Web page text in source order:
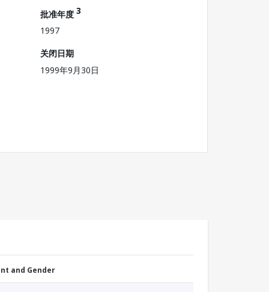
批准年度 3
1997
关闭日期
1999年9月30日
and Gender